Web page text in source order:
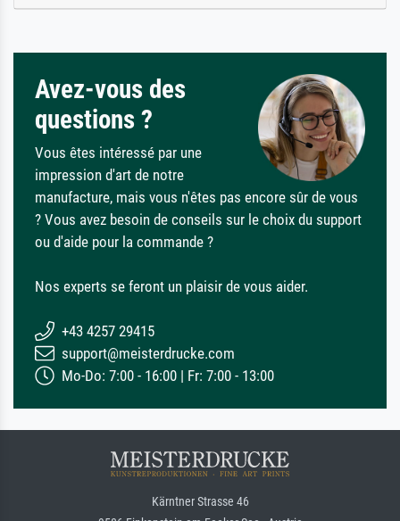
Avez-vous des
questions ?
Vous êtes intéressé par une
impression d'art de notre
manufacture, mais vous n'êtes pas encore sûr de vous
? Vous avez besoin de conseils sur le choix du support
ou d'aide pour la commande ?
Nos experts se feront un plaisir de vous aider.
+43 4257 29415
support@meisterdrucke.com
Mo-Do: 7:00 - 16:00 | Fr: 7:00 - 13:00
Kärntner Strasse 46